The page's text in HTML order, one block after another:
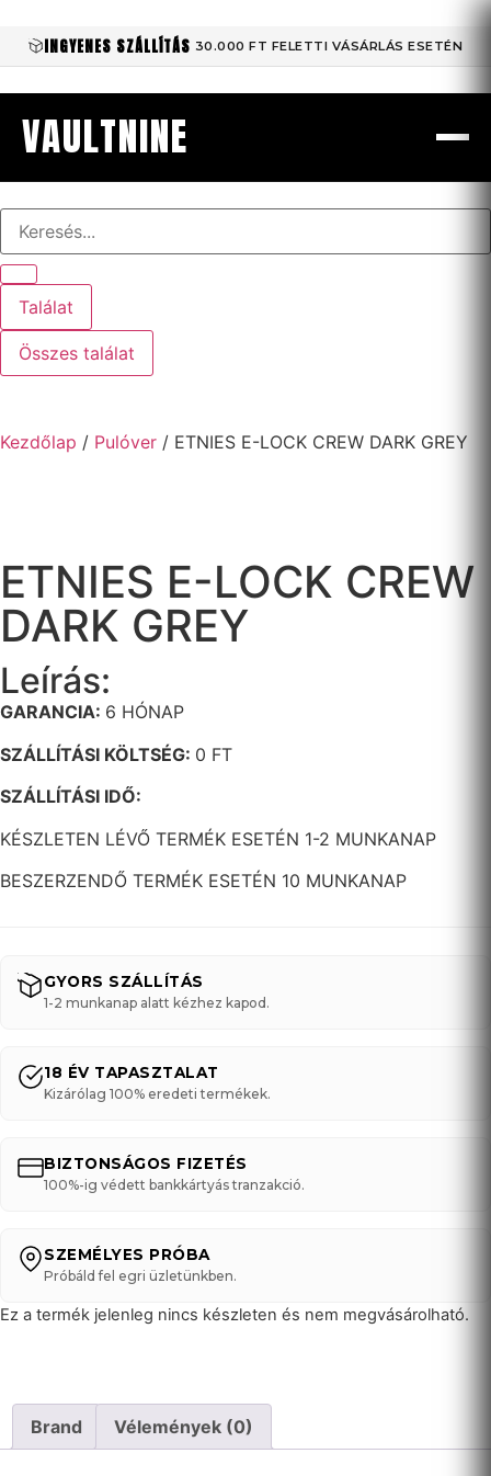
INGYENES SZÁLLÍTÁS 30.000 FT FELETTI VÁSÁRLÁS ESETÉN
VAULTNINE
Találat
Összes találat
Kezdőlap / Pulóver / ETNIES E-LOCK CREW DARK GREY
ETNIES E-LOCK CREW
DARK GREY
Leírás:
GARANCIA: 6 HÓNAP
SZÁLLÍTÁSI KÖLTSÉG: 0 FT
SZÁLLÍTÁSI IDŐ:
KÉSZLETEN LÉVŐ TERMÉK ESETÉN 1-2 MUNKANAP
BESZERZENDŐ TERMÉK ESETÉN 10 MUNKANAP
GYORS SZÁLLÍTÁS
1-2 munkanap alatt kézhez kapod.
18 ÉV TAPASZTALAT
Kizárólag 100% eredeti termékek.
BIZTONSÁGOS FIZETÉS
100%-ig védett bankkártyás tranzakció.
SZEMÉLYES PRÓBA
Próbáld fel egri üzletünkben.
Ez a termék jelenleg nincs készleten és nem megvásárolható.
Brand Vélemények (0)